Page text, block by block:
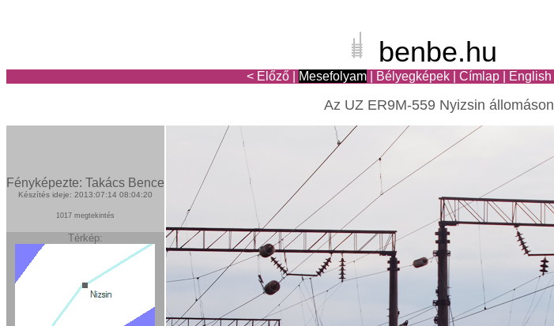
benbe.hu
< Előző Mesefolyam Bélyegképek Címlap English
Az UZ ER9M-559 Nyizsin állomáson
Fényképezte: Takács Bence
Készítés ideje: 2013:07:14 08:04:20
1017 megtekintés
Térkép: